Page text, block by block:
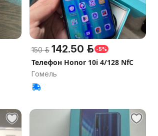
150 р. 142.50 р. -5%
Телефон Honor 10i 4/128 NfC
Гомель